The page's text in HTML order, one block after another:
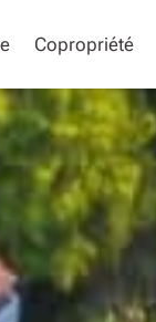
Copropriété